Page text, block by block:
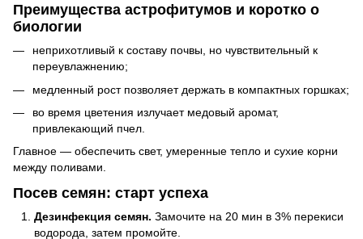
Преимущества астрофитумов и коротко о
биологии
неприхотливый к составу почвы, но чувствительный к
переувлажнению;
медленный рост позволяет держать в компактных горшках;
во время цветения излучает медовый аромат,
привлекающий пчел.
Главное — обеспечить свет, умеренные тепло и сухие корни
между поливами.
Посев семян: старт успеха
Дезинфекция семян. Замочите на 20 мин в 3% перекиси
водорода, затем промойте.